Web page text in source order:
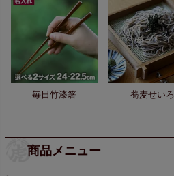
毎日竹漆箸 蕎麦せいろ
商品メニュー